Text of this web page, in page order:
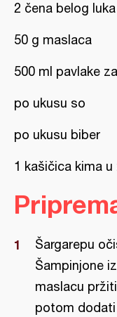
2 čena belog luka
50 g maslaca
500 ml pavlake
po ukusu so
po ukusu biber
1 kašičica kima u
Šargarepu
Šampinjone
maslacu
potom dodati